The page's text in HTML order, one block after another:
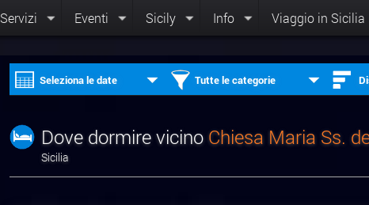
Servizi Eventi Sicily Info Viaggio in Sicilia
Seleziona le date Tutte le categorie
Dove dormire vicino Chiesa Maria Ss.
Sicilia